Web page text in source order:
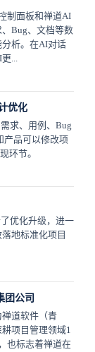
制面板和禅道AI
Bug、文档等数
析。在AI对话
...
优化
求、用例、Bug
产品可以修改项
环节。
优化升级，进一
地标准化项目
团公司
道软件（青
项目管理领域1
也标志着禅道在